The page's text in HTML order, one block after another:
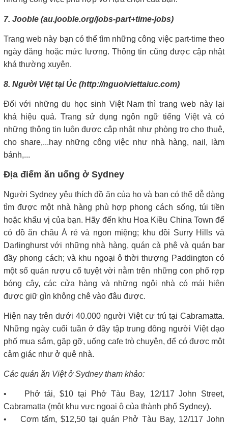
7. Jooble (au.jooble.org/jobs-part+time-jobs)
Trang web này bạn có thể tìm những công việc part-time theo
ngày đăng hoặc mức lương. Thông tin cũng được cập nhật
khá thường xuyên.
8. Người Việt tại Úc (http://nguoiviettaiuc.com)
Đối với những du học sinh Việt Nam thì trang web này lại
khá hiệu quả. Trang sử dụng ngôn ngữ tiếng Việt và có
những thông tin luôn được cập nhật như phòng trọ cho thuê,
cho share,...hay những công việc như nhà hàng, nail, làm
bánh,...
Địa điểm ăn uống ở Sydney
Người Sydney yêu thích đồ ăn của họ và bạn có thể dễ dàng
tìm được một nhà hàng phù hợp phong cách sống, túi tiền
hoặc khẩu vị của bạn. Hãy đến khu Hoa Kiều China Town để
có đồ ăn châu Á rẻ và ngon miệng; khu đồi Surry Hills và
Darlinghurst với những nhà hàng, quán cà phê và quán bar
đầy phong cách; và khu ngoại ô thời thượng Paddington có
một số quán rượu cổ tuyệt vời nằm trên những con phố rợp
bóng cây, các cửa hàng và những ngôi nhà có mái hiên
được giữ gìn không chê vào đâu được.
Hiện nay trên dưới 40.000 người Việt cư trú tại Cabramatta.
Những ngày cuối tuần ở đây tập trung đông người Việt dạo
phố mua sắm, gặp gỡ, uống cafe trò chuyện, để có được một
cảm giác như ở quê nhà.
Các quán ăn Việt ở Sydney tham khảo:
• Phở tái, $10 tại Phở Tàu Bay, 12/117 John Street,
Cabramatta (một khu vực ngoại ô của thành phố Sydney).
• Cơm tấm, $12,50 tại quán Phở Tàu Bay, 12/117 John